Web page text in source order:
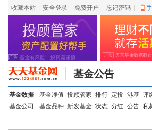
收藏本站 安全登录 免费开户 忘记密码
基金公告
基金数据 基金净值 投顾管家 排行 定投 港基 评
基金公司
基金品种 新发基金 状态 分红 公告 私